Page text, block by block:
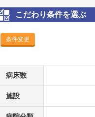
こだわり条件を選ぶ
条件変更
病床数
施設